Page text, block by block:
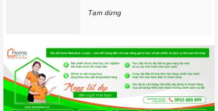
Chức năng Khóa trẻ em:
ngợm bấm lung tung làm thay đổi chương trình nấu gây nguy
Chức năng Tự nhận diện nồi nấu: Bếp từnhận diện được
thiết bị đun nấu và hoạt động.
Chức năng Cảm biến chống tràn: Nếu nước hoặc thức ăn
bị tràn ra mặt bếp, cảm ứng sẽ phát ra tiếng bíp và tự động
tắt để đảm bảo an toàn cho người dùng và giữ cho bếp sạch
Tạm dừng